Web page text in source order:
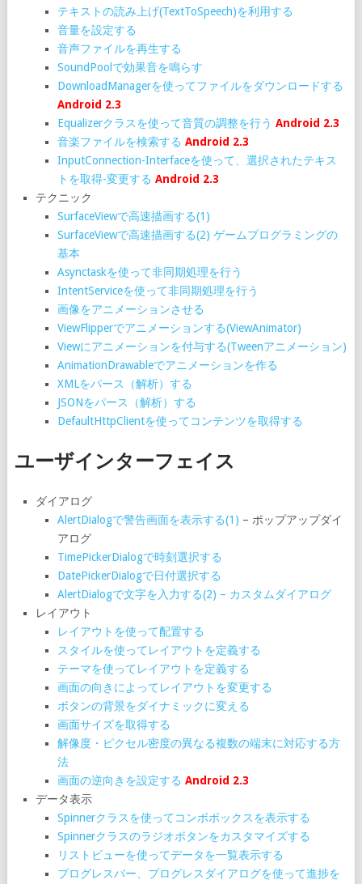
テキストの読み上げ(TextToSpeech)を利用する
音量を設定する
音声ファイルを再生する
SoundPoolで効果音を鳴らす
DownloadManagerを使ってファイルをダウンロードする
Android 2.3
Equalizerクラスを使って音質の調整を行う Android 2.3
音楽ファイルを検索する Android 2.3
InputConnection-Interfaceを使って、選択されたテキス
トを取得-変更する Android 2.3
テクニック
SurfaceViewで高速描画する(1)
SurfaceViewで高速描画する(2) ゲームプログラミングの
基本
Asynctaskを使って非同期処理を行う
IntentServiceを使って非同期処理を行う
画像をアニメーションさせる
ViewFlipperでアニメーションする(ViewAnimator)
Viewにアニメーションを付与する(Tweenアニメーション)
AnimationDrawableでアニメーションを作る
XMLをパース（解析）する
JSONをパース（解析）する
DefaultHttpClientを使ってコンテンツを取得する
ユーザインターフェイス
ダイアログ
AlertDialogで警告画面を表示する(1) – ポップアップダイ
アログ
TimePickerDialogで時刻選択する
DatePickerDialogで日付選択する
AlertDialogで文字を入力する(2) – カスタムダイアログ
レイアウト
レイアウトを使って配置する
スタイルを使ってレイアウトを定義する
テーマを使ってレイアウトを定義する
画面の向きによってレイアウトを変更する
ボタンの背景をダイナミックに変える
画面サイズを取得する
解像度・ピクセル密度の異なる複数の端末に対応する方
法
画面の逆向きを設定する Android 2.3
データ表示
Spinnerクラスを使ってコンボボックスを表示する
Spinnerクラスのラジオボタンをカスタマイズする
リストビューを使ってデータを一覧表示する
プログレスバー、プログレスダイアログを使って進捗を